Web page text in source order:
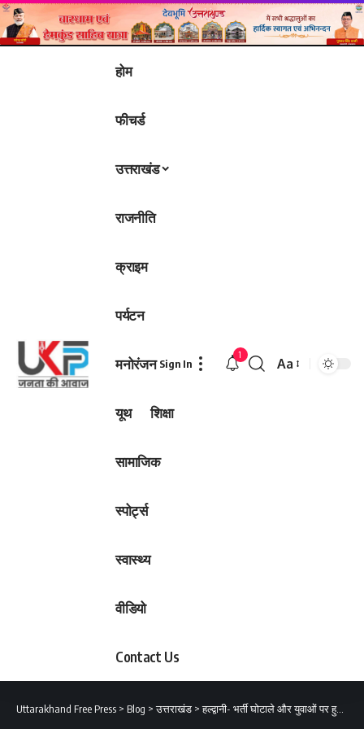
होम
फीचर्ड
उत्तराखंड
राजनीति
क्राइम
पर्यटन
मनोरंजन
यूथ शिक्षा
सामाजिक
स्पोर्ट्स
स्वास्थ्य
वीडियो
Contact Us
Sign In
1
Font
Aa
Uttarakhand Free Press > Blog >उत्तराखंड >हल्द्वानी- भर्ती घोटाले और युवाओं पर हुए लाठीचार्ज को लेकर कांग्रेसी आक्रोशित